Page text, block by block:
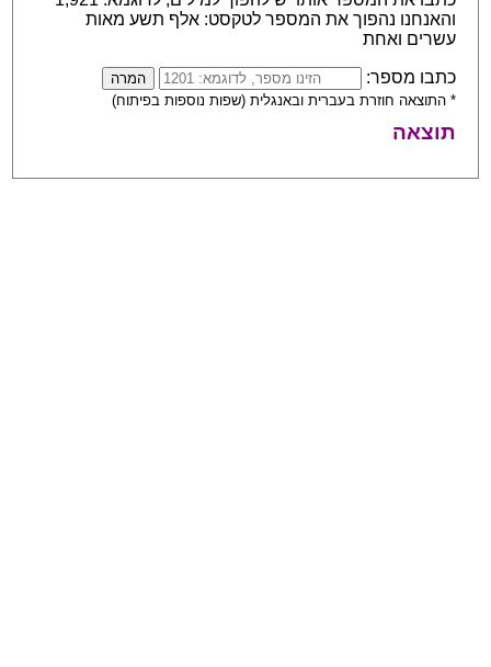
והאנחנו נהפוך את המספר לטקסט: אלף תשע מאות
עשרים ואחת
כתבו מספר:
* התוצאה חוזרת בעברית ובאנגלית (שפות נוספות בפיתוח)
תוצאה